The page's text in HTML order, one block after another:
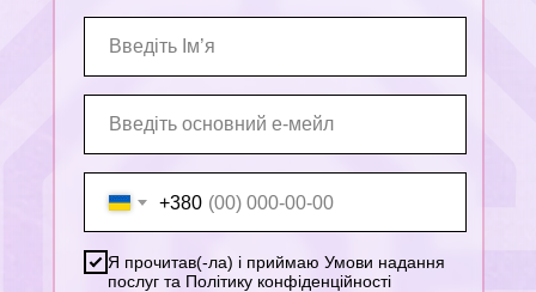
+380
Я прочитав(-ла) і приймаю Умови надання
послуг та Політику конфіденційності